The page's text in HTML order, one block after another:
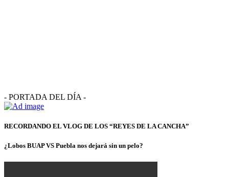
- PORTADA DEL DÍA -
RECORDANDO EL VLOG DE LOS “REYES DE LA CANCHA”
¿Lobos BUAP VS Puebla nos dejará sin un pelo?